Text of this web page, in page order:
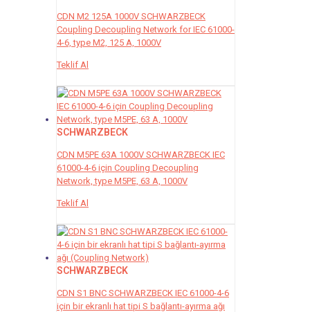
CDN M2 125A 1000V SCHWARZBECK
Coupling Decoupling Network for IEC 61000-
4-6, type M2, 125 A, 1000V
Teklif Al
SCHWARZBECK
CDN M5PE 63A 1000V SCHWARZBECK IEC
61000-4-6 için Coupling Decoupling
Network, type M5PE, 63 A, 1000V
Teklif Al
SCHWARZBECK
CDN S1 BNC SCHWARZBECK IEC 61000-4-6
için bir ekranlı hat tipi S bağlantı-ayırma ağı